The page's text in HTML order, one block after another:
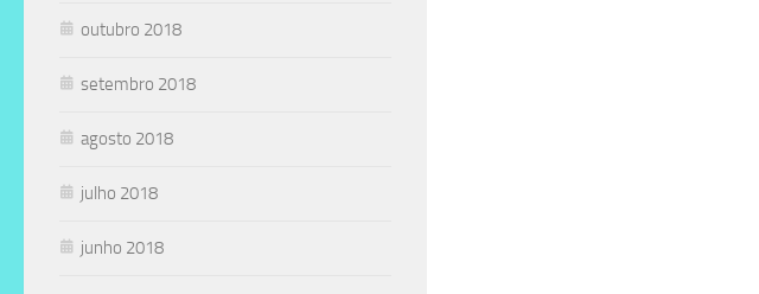
outubro 2018
setembro 2018
agosto 2018
julho 2018
junho 2018